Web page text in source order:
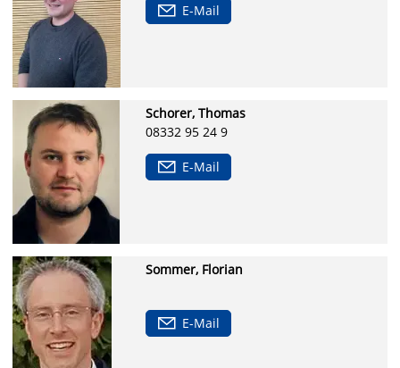
E-Mail
Schorer, Thomas
08332 95 24 9
E-Mail
Sommer, Florian
E-Mail